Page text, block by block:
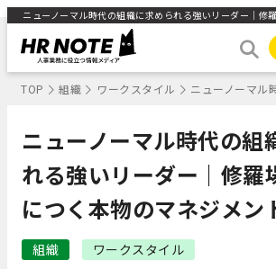
TOP 組織 ワークスタイル ニューノーマル
ニューノーマル時代の組
れる強いリーダー｜修羅
につく本物のマネジメン
組織 ワークスタイル